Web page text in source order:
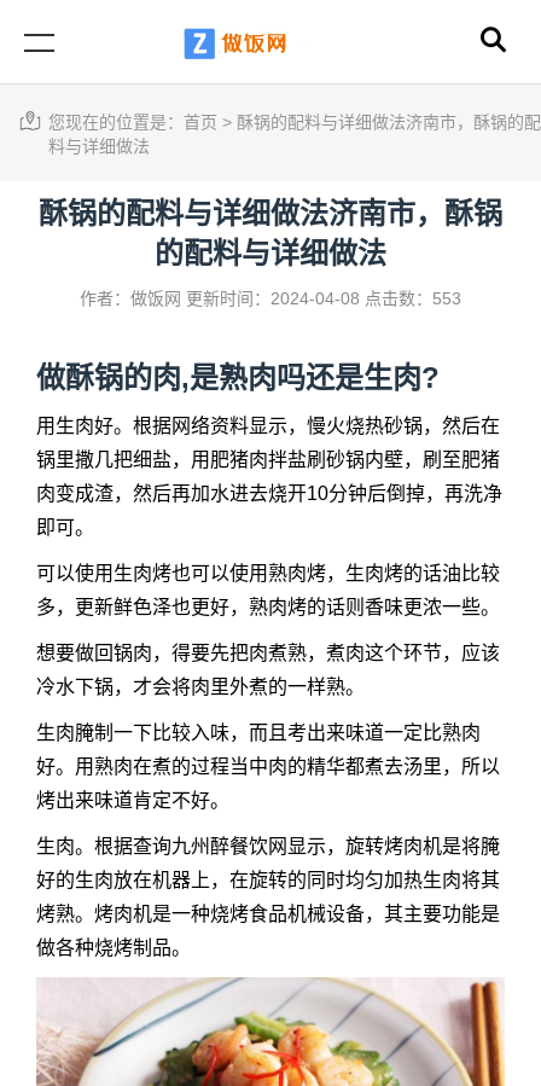
您现在的位置是： 首页 > 酥锅的配料与详细做法济南市，酥锅的配
料与详细做法
酥锅的配料与详细做法济南市，酥锅
的配料与详细做法
作者：做饭网 更新时间：2024-04-08 点击数：553
做酥锅的肉,是熟肉吗还是生肉?
用生肉好。根据网络资料显示，慢火烧热砂锅，然后在
锅里撒几把细盐，用肥猪肉拌盐刷砂锅内壁，刷至肥猪
肉变成渣，然后再加水进去烧开10分钟后倒掉，再洗净
即可。
可以使用生肉烤也可以使用熟肉烤，生肉烤的话油比较
多，更新鲜色泽也更好，熟肉烤的话则香味更浓一些。
想要做回锅肉，得要先把肉煮熟，煮肉这个环节，应该
冷水下锅，才会将肉里外煮的一样熟。
生肉腌制一下比较入味，而且考出来味道一定比熟肉
好。用熟肉在煮的过程当中肉的精华都煮去汤里，所以
烤出来味道肯定不好。
生肉。根据查询九州醉餐饮网显示，旋转烤肉机是将腌
好的生肉放在机器上，在旋转的同时均匀加热生肉将其
烤熟。烤肉机是一种烧烤食品机械设备，其主要功能是
做各种烧烤制品。